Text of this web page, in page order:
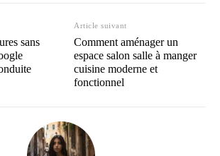
sans
Article suivant
Comment aménager un
espace salon salle à manger
cuisine moderne et
fonctionnel